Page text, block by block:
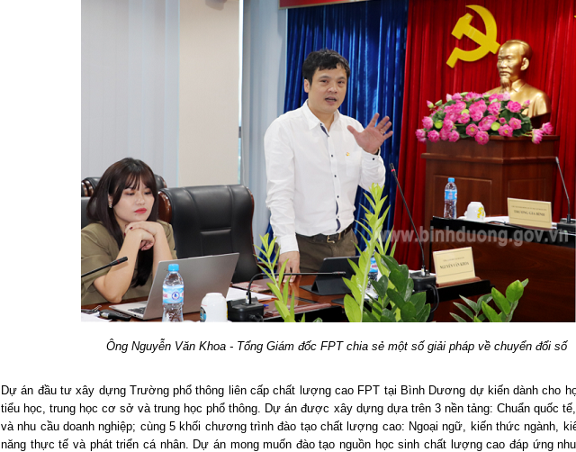
Ông Nguyễn Văn Khoa - Tổng Giám đốc FPT chia sẻ một số giải pháp về chuyển đổi số
Dự án đầu tư xây dựng Trường phổ thông liên cấp chất lượng cao FPT tại Bình Dương dự kiến dành cho
tiểu học, trung học cơ sở và trung học phổ thông. Dự án được xây dựng dựa trên 3 nền tảng: Chuẩn quốc
và nhu cầu doanh nghiệp; cùng 5 khối chương trình đào tạo chất lượng cao: Ngoại ngữ, kiến thức ngành,
năng thực tế và phát triển cá nhân. Dự án mong muốn đào tạo nguồn học sinh chất lượng cao đáp ứng